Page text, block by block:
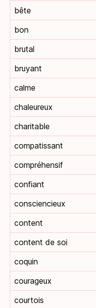
bête
bon
brutal
bruyant
calme
chaleureux
charitable
compatissant
compréhensif
confiant
consciencieux
content
content de soi
coquin
courageux
courtois